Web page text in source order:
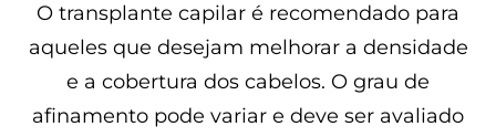
O transplante capilar é recomendado para
aqueles que desejam melhorar a densidade
e a cobertura dos cabelos. O grau de
afinamento pode variar e deve ser avaliado